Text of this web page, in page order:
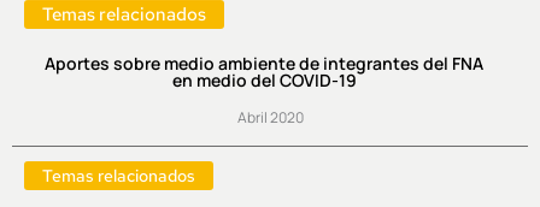
Temas relacionados
Aportes sobre medio ambiente de integrantes del FNA
en medio del COVID-19
Abril 2020
Temas relacionados